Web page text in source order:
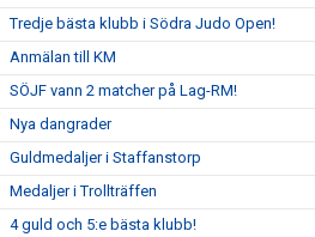
Tredje bästa klubb i Södra Judo Open!
Anmälan till KM
SÖJF vann 2 matcher på Lag-RM!
Nya dangrader
Guldmedaljer i Staffanstorp
Medaljer i Trollträffen
4 guld och 5:e bästa klubb!